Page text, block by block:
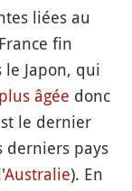
liées au
fin
Japon, qui
âgée donc
le dernier
derniers pays
Australie). En